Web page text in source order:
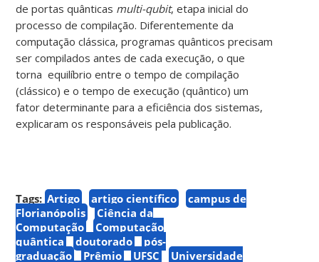
de portas quânticas multi-qubit, etapa inicial do
processo de compilação. Diferentemente da
computação clássica, programas quânticos precisam
ser compilados antes de cada execução, o que
torna equilíbrio entre o tempo de compilação
(clássico) e o tempo de execução (quântico) um
fator determinante para a eficiência dos sistemas,
explicaram os responsáveis pela publicação.
Tags: Artigo artigo científico
campus de
Florianópolis
Ciência da
Computação
Computação
quântica
doutorado
pós-
graduação
Prêmio UFSC Universidade